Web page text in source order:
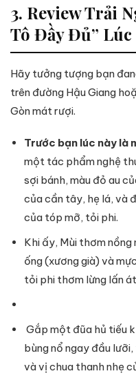
3. Review Trải
Tô Đầy Đủ” Lúc
Hãy tưởng tượng bạn
trên đường Hậu Giang
Gòn mát rượi.
Trước bạn lúc này là
một tác phẩm nghệ
sợi bánh, màu đỏ au
của cần tây, hẹ lá, và
của tóp mỡ, tỏi phi.
Khi ấy, Mùi thơm nồng
ống (xương già) và
tỏi phi thơm lừng lấn
Gắp một đũa hủ tiếu
bùng nổ ngay đầu
và vị chua thanh nhẹ